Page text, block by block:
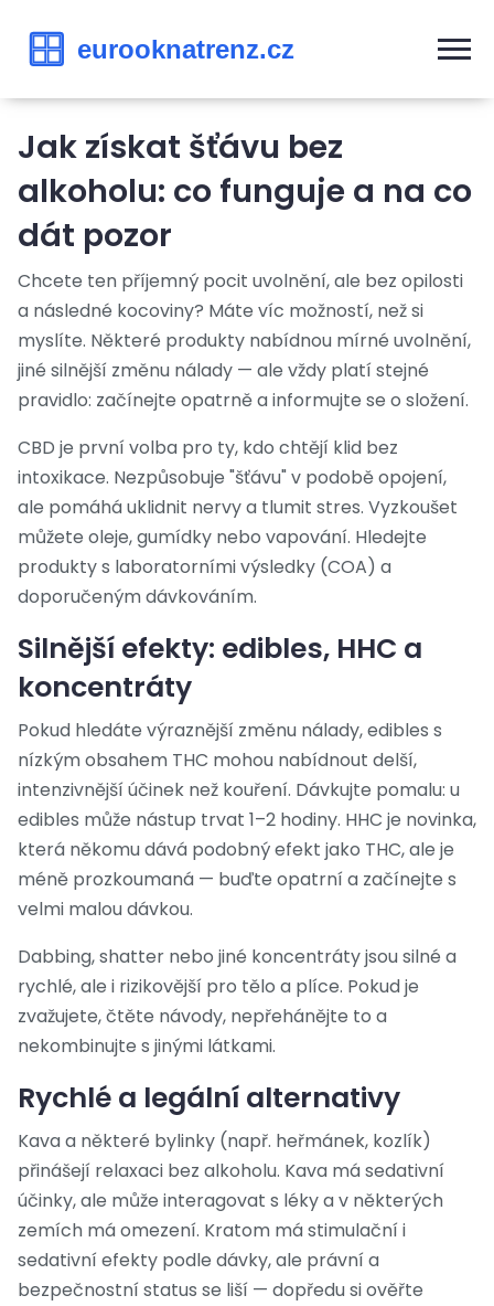
Jak získat šťávu bez
alkoholu: co funguje a na co
dát pozor
Chcete ten příjemný pocit uvolnění, ale bez opilosti
a následné kocoviny? Máte víc možností, než si
myslíte. Některé produkty nabídnou mírné uvolnění,
jiné silnější změnu nálady — ale vždy platí stejné
pravidlo: začínejte opatrně a informujte se o složení.
CBD je první volba pro ty, kdo chtějí klid bez
intoxikace. Nezpůsobuje "šťávu" v podobě opojení,
ale pomáhá uklidnit nervy a tlumit stres. Vyzkoušet
můžete oleje, gumídky nebo vapování. Hledejte
produkty s laboratorními výsledky (COA) a
doporučeným dávkováním.
Silnější efekty: edibles, HHC a
koncentráty
Pokud hledáte výraznější změnu nálady, edibles s
nízkým obsahem THC mohou nabídnout delší,
intenzivnější účinek než kouření. Dávkujte pomalu: u
edibles může nástup trvat 1–2 hodiny. HHC je novinka,
která někomu dává podobný efekt jako THC, ale je
méně prozkoumaná — buďte opatrní a začínejte s
velmi malou dávkou.
Dabbing, shatter nebo jiné koncentráty jsou silné a
rychlé, ale i rizikovější pro tělo a plíce. Pokud je
zvažujete, čtěte návody, nepřehánějte to a
nekombinujte s jinými látkami.
Rychlé a legální alternativy
Kava a některé bylinky (např. heřmánek, kozlík)
přinášejí relaxaci bez alkoholu. Kava má sedativní
účinky, ale může interagovat s léky a v některých
zemích má omezení. Kratom má stimulační i
sedativní efekty podle dávky, ale právní a
bezpečnostní status se liší — dopředu si ověřte